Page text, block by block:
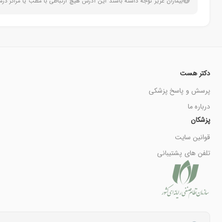
دکتر هست
پرسش و پاسخ پزشکی
درباره ما
پزشکان
قوانین سایت
تلفن های پشتیبانی